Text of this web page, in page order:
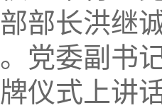
部长洪继
党委副书
仪式上讲